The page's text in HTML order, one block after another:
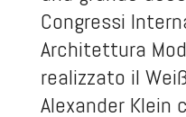
Congressi
Architettura
realizzato il
Alexander Klein